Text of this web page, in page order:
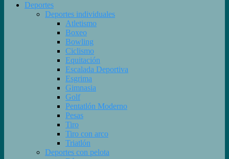
Deportes
Deportes individuales
Atletismo
Boxeo
Bowling
Ciclismo
Equitación
Escalada Deportiva
Esgrima
Gimnasia
Golf
Pentatlón Moderno
Pesas
Tiro
Tiro con arco
Triatlón
Deportes con pelota